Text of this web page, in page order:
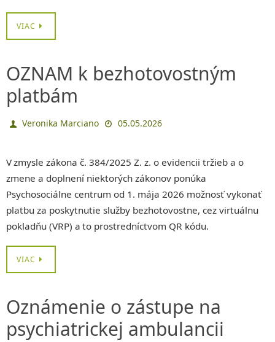
VIAC
OZNAM k bezhotovostným
platbám
Veronika Marciano 05.05.2026
V zmysle zákona č. 384/2025 Z. z. o evidencii tržieb a o
zmene a doplnení niektorých zákonov ponúka
Psychosociálne centrum od 1. mája 2026 možnosť vykonať
platbu za poskytnutie služby bezhotovostne, cez virtuálnu
pokladňu (VRP) a to prostredníctvom QR kódu.
VIAC
Oznámenie o zástupe na
psychiatrickej ambulancii